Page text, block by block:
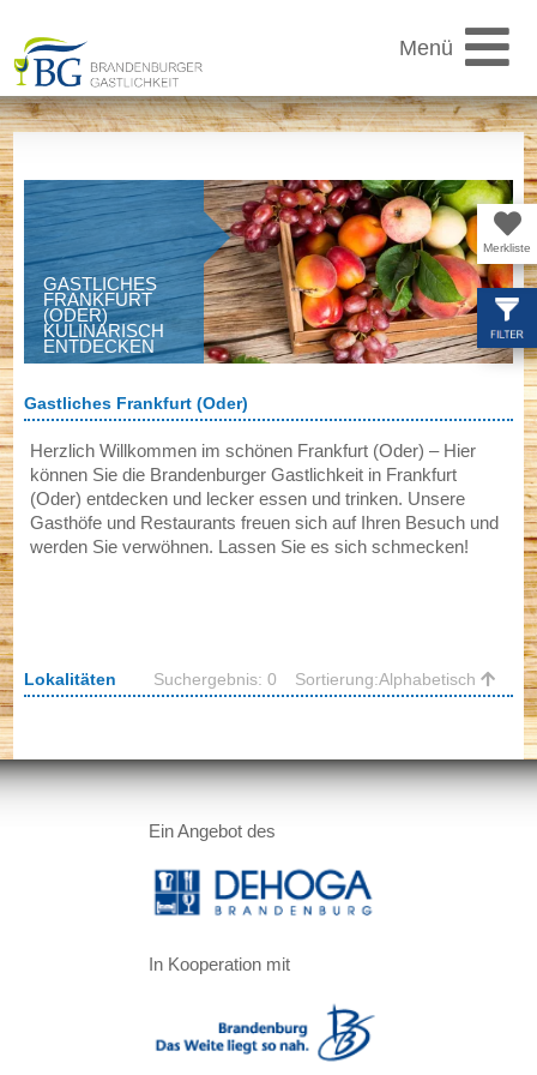
Menü
Gasthöfe
Regionen
Angebote
Feste
Mutmacher Brandenburg
Brandenburger Gastlichkeit
Die Brandenburger Gastlichkeit
Zertifizieren lassen
Selbstauskunft online einreichen
Merkliste
GASTLICHES
FRANKFURT
(ODER)
KULINARISCH
ENTDECKEN
Gastliches Frankfurt (Oder)
Herzlich Willkommen im schönen Frankfurt (Oder) – Hier
können Sie die Brandenburger Gastlichkeit in Frankfurt
(Oder) entdecken und lecker essen und trinken. Unsere
Gasthöfe und Restaurants freuen sich auf Ihren Besuch und
werden Sie verwöhnen. Lassen Sie es sich schmecken!
Suchergebnis: 0 Sortierung:Alphabetisch
Lokalitäten
Ein Angebot des
In Kooperation mit